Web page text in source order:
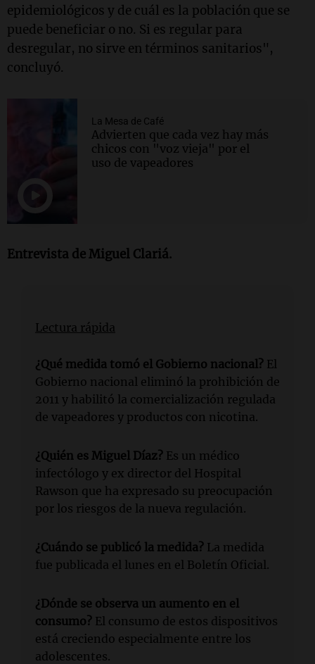
epidemiológicos y de cuál es la población que se
puede beneficiar o no. Si es regular para
desregular, no sirve en términos sanitarios",
concluyó.
La Mesa de Café
Advierten que cada vez hay más
chicos con "voz vieja" por el
uso de vapeadores
Entrevista de Miguel Clariá.
Lectura rápida
¿Qué medida tomó el Gobierno nacional? El
Gobierno nacional eliminó la prohibición de
2011 y habilitó la comercialización regulada
de vapeadores y productos con nicotina.
¿Quién es Miguel Díaz? Es un médico
infectólogo y ex director del Hospital
Rawson que ha expresado su preocupación
por los riesgos de la nueva regulación.
¿Cuándo se publicó la medida? La medida
fue publicada el lunes en el Boletín Oficial.
¿Dónde se observa un aumento en el
consumo? El consumo de estos dispositivos
está creciendo especialmente entre los
adolescentes.